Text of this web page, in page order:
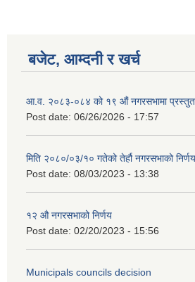
बजेट, आम्दनी र खर्च
आ.व. २०८३-०८४ को १९ औं नगरसभामा प्रस्तुत
Post date: 06/26/2026 - 17:57
मिति २०८०/०३/१० गतेको तेर्हौ नगरसभाको
Post date: 08/03/2023 - 13:38
१२ औ नगरसभाको निर्णय
Post date: 02/20/2023 - 15:56
Municipals councils decision